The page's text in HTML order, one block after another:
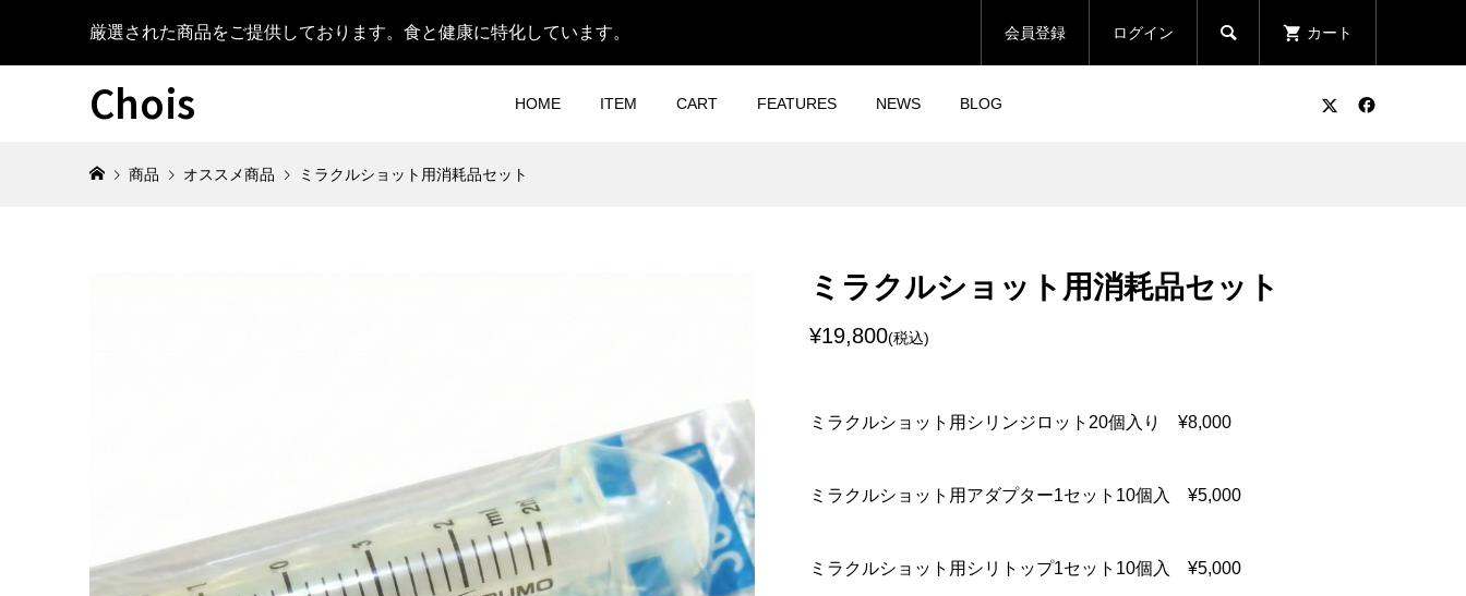
厳選された商品をご提供しております。食と健康に特化しています。 会員登録 ログイン  カート
Chois HOME ITEM CART FEATURES NEWS BLOG
¥58,080(税込) ¥7,280 (税込)
POWER MIST 森呼吸O4
¥165,000 (税込) ¥43,980
POWER MIST 森呼吸O4 パ
ーソナル 専用酸素水
5ℓ/1,000ppm
¥8,800(税込)
パワージェット パワーナッピィ
商品 オススメ商品 ミラクルショット用消耗品セット
ミラクルショット用消耗品セット
¥19,800(税込)
ミラクルショット用シリンジロット20個入り ¥8,000
ミラクルショット用アダプター1セット10個入 ¥5,000
ミラクルショット用シリトップ1セット10個入 ¥5,000